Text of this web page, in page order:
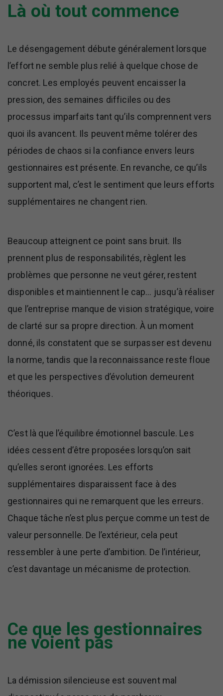
Là où tout commence
Le désengagement débute généralement lorsque
l’effort ne semble plus relié à quelque chose de
concret. Les employés peuvent encaisser la
pression, des semaines difficiles ou des
processus imparfaits tant qu’ils comprennent vers
quoi ils avancent. Ils peuvent même tolérer des
périodes de chaos si la confiance envers leurs
gestionnaires est présente. En revanche, ce qu’ils
supportent mal, c’est le sentiment que leurs efforts
supplémentaires ne changent rien.
Beaucoup atteignent ce point sans bruit. Ils
prennent plus de responsabilités, règlent les
problèmes que personne ne veut gérer, restent
disponibles et maintiennent le cap… jusqu’à réaliser
que l’entreprise manque de vision stratégique, voire
de clarté sur sa propre direction. À un moment
donné, ils constatent que se surpasser est devenu
la norme, tandis que la reconnaissance reste floue
et que les perspectives d’évolution demeurent
théoriques.
C’est là que l’équilibre émotionnel bascule. Les
idées cessent d’être proposées lorsqu’on sait
qu’elles seront ignorées. Les efforts
supplémentaires disparaissent face à des
gestionnaires qui ne remarquent que les erreurs.
Chaque tâche n’est plus perçue comme un test de
valeur personnelle. De l’extérieur, cela peut
ressembler à une perte d’ambition. De l’intérieur,
c’est davantage un mécanisme de protection.
Ce que les gestionnaires
ne voient pas
La démission silencieuse est souvent mal